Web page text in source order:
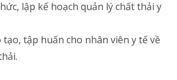
số khoa, phòng như Bộ phận Xét
thuật Chỉnh hình, khu vực xử lý rác
lý nước thải bệnh viện, đoàn ghi
hiện nghiêm túc, chú trọng công